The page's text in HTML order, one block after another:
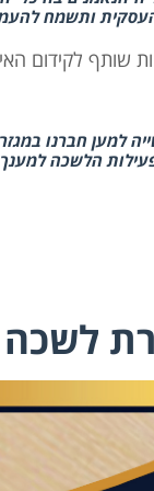
העסקית ותשמח
שותף לקידום
למען חברנו
הלשכה
לשכה